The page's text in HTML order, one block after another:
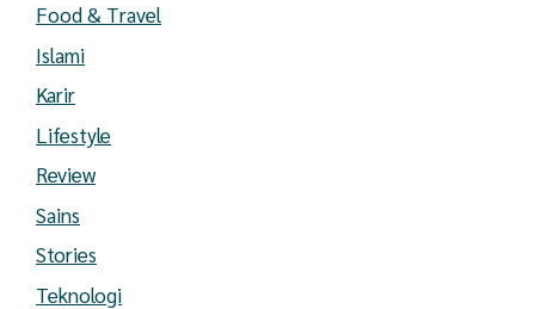
Food & Travel
Islami
Karir
Lifestyle
Review
Sains
Stories
Teknologi